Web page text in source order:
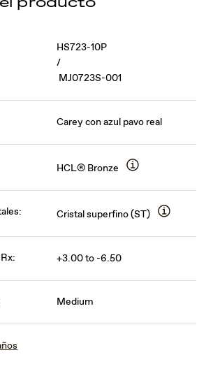
HS723-10P
/
MJ0723S-001
Carey con azul pavo real
HCL® Bronze
Cristal superfino (ST)
+3.00 to -6.50
Medium